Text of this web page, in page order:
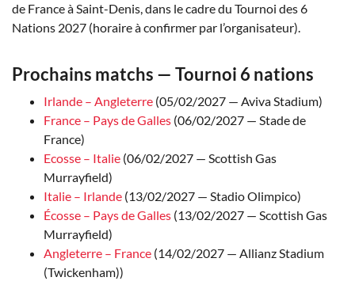
de France à Saint-Denis, dans le cadre du Tournoi des 6
Nations 2027 (horaire à confirmer par l’organisateur).
Prochains matchs — Tournoi 6 nations
Irlande – Angleterre (05/02/2027 — Aviva Stadium)
France – Pays de Galles (06/02/2027 — Stade de
France)
Ecosse – Italie (06/02/2027 — Scottish Gas
Murrayfield)
Italie – Irlande (13/02/2027 — Stadio Olimpico)
Écosse – Pays de Galles (13/02/2027 — Scottish Gas
Murrayfield)
Angleterre – France (14/02/2027 — Allianz Stadium
(Twickenham))